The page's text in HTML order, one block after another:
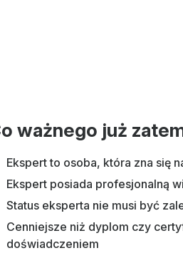
ważnego już
Ekspert to osoba, która zna się
Ekspert posiada profesjonalną
Status eksperta nie musi być
Cenniejsze niż dyplom czy
doświadczeniem